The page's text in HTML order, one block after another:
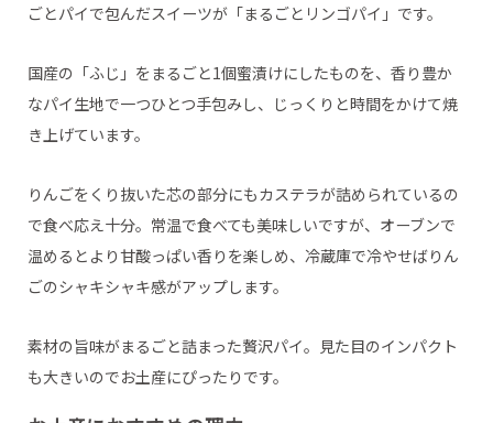
ごとパイで包んだスイーツが「まるごとリンゴパイ」です。
国産の「ふじ」をまるごと1個蜜漬けにしたものを、香り豊か
なパイ生地で一つひとつ手包みし、じっくりと時間をかけて焼
き上げています。
りんごをくり抜いた芯の部分にもカステラが詰められているの
で食べ応え十分。常温で食べても美味しいですが、オーブンで
温めるとより甘酸っぱい香りを楽しめ、冷蔵庫で冷やせばりん
ごのシャキシャキ感がアップします。
素材の旨味がまるごと詰まった贅沢パイ。見た目のインパクト
も大きいのでお土産にぴったりです。